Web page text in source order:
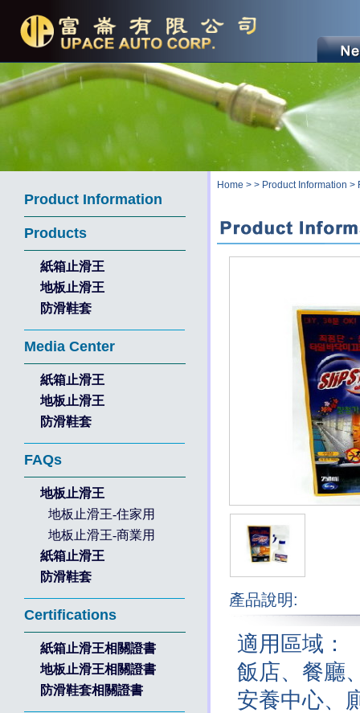
Product Information
Products
紙箱止滑王
地板止滑王
防滑鞋套
Media Center
紙箱止滑王
地板止滑王
防滑鞋套
FAQs
地板止滑王
地板止滑王-住家用
地板止滑王-商業用
紙箱止滑王
防滑鞋套
Certifications
紙箱止滑王相關證書
地板止滑王相關證書
防滑鞋套相關證書
Home > > Product Information >
產品說明:
適用區域：
飯店、餐廳
安養中心、